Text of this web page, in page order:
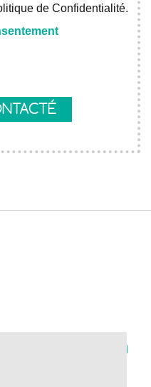
de Confidentialité.